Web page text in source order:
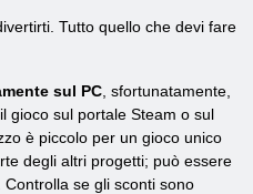
Tutto quello che devi fare
sul PC , sfortunatamente,
gioco sul portale Steam o sul
è piccolo per un gioco unico
degli altri progetti; può essere
se gli sconti sono